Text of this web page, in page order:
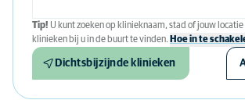
Tip! U kunt zoeken op klinieknaam, stad of jouw
klinieken bij u in de buurt te vinden. Hoe in te
Dichtsbijzijnde klinieken